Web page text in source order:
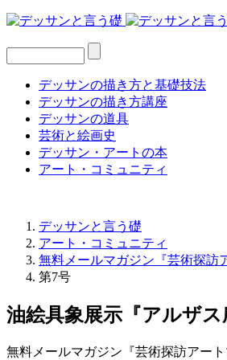
デッサンの描き方と基礎技法
デッサンの描き方講座
デッサンの道具
芸術と絵画史
デッサン・アートの本
アート・コミュニティ
デッサンと言う礎
アート・コミュニティ
無料メールマガジン『芸術探訪
第7号
油絵具象展示『アルザ
無料メールマガジン『芸術探訪アート